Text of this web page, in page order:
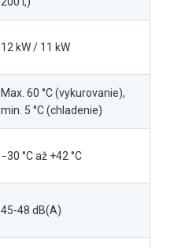
12 kW / 11 kW
Max. 60 °C (vykurovanie),
min. 5 °C (chladenie)
−30 °C až +42 °C
45-48 dB(A)